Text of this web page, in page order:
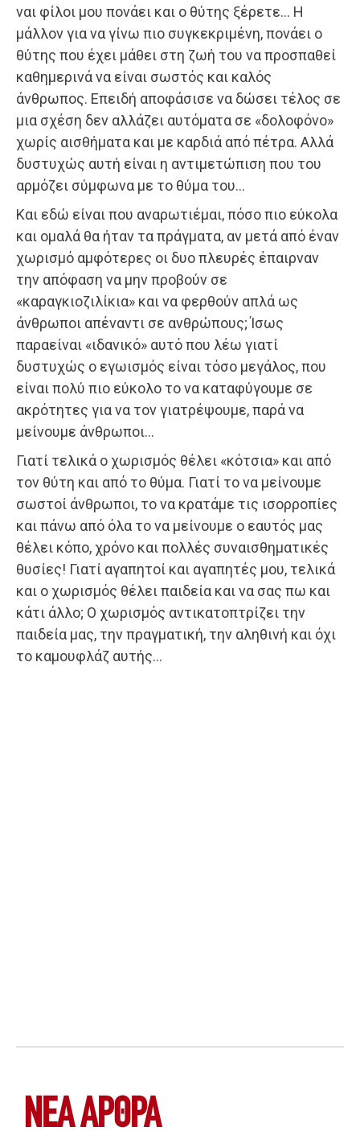
ναι φίλοι μου πονάει και ο θύτης ξέρετε… Η
μάλλον για να γίνω πιο συγκεκριμένη, πονάει ο
θύτης που έχει μάθει στη ζωή του να προσπαθεί
καθημερινά να είναι σωστός και καλός
άνθρωπος. Επειδή αποφάσισε να δώσει τέλος σε
μια σχέση δεν αλλάζει αυτόματα σε «δολοφόνο»
χωρίς αισθήματα και με καρδιά από πέτρα. Αλλά
δυστυχώς αυτή είναι η αντιμετώπιση που του
αρμόζει σύμφωνα με το θύμα του…
Και εδώ είναι που αναρωτιέμαι, πόσο πιο εύκολα
και ομαλά θα ήταν τα πράγματα, αν μετά από έναν
χωρισμό αμφότερες οι δυο πλευρές έπαιρναν
την απόφαση να μην προβούν σε
«καραγκιοζιλίκια» και να φερθούν απλά ως
άνθρωποι απέναντι σε ανθρώπους; Ίσως
παραείναι «ιδανικό» αυτό που λέω γιατί
δυστυχώς ο εγωισμός είναι τόσο μεγάλος, που
είναι πολύ πιο εύκολο το να καταφύγουμε σε
ακρότητες για να τον γιατρέψουμε, παρά να
μείνουμε άνθρωποι…
Γιατί τελικά ο χωρισμός θέλει «κότσια» και από
τον θύτη και από το θύμα. Γιατί το να μείνουμε
σωστοί άνθρωποι, το να κρατάμε τις ισορροπίες
και πάνω από όλα το να μείνουμε ο εαυτός μας
θέλει κόπο, χρόνο και πολλές συναισθηματικές
θυσίες! Γιατί αγαπητοί και αγαπητές μου, τελικά
και ο χωρισμός θέλει παιδεία και να σας πω και
κάτι άλλο; Ο χωρισμός αντικατοπτρίζει την
παιδεία μας, την πραγματική, την αληθινή και όχι
το καμουφλάζ αυτής…
ΝΕΑ ΆΡΘΡΑ